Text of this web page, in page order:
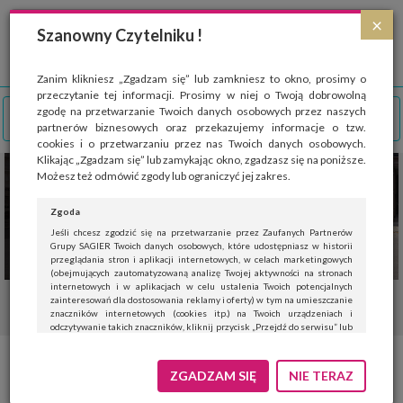
×
Szanowny Czytelniku !
Zanim klikniesz „Zgadzam się” lub zamkniesz to okno, prosimy o
przeczytanie tej informacji. Prosimy w niej o Twoją dobrowolną
zgodę na przetwarzanie Twoich danych osobowych przez naszych
partnerów biznesowych oraz przekazujemy informacje o tzw.
cookies i o przetwarzaniu przez nas Twoich danych osobowych.
Klikając „Zgadzam się” lub zamykając okno, zgadzasz się na poniższe.
Możesz też odmówić zgody lub ograniczyć jej zakres.
Zgoda
Jeśli chcesz zgodzić się na przetwarzanie przez Zaufanych Partnerów
Grupy SAGIER Twoich danych osobowych, które udostępniasz w historii
przeglądania stron i aplikacji internetowych, w celach marketingowych
(obejmujących zautomatyzowaną analizę Twojej aktywności na stronach
internetowych i w aplikacjach w celu ustalenia Twoich potencjalnych
zainteresowań dla dostosowania reklamy i oferty) w tym na umieszczanie
znaczników internetowych (cookies itp.) na Twoich urządzeniach i
odczytywanie takich znaczników, kliknij przycisk „Przejdź do serwisu” lub
Jeśli nie chcesz wyrazić zgody, kliknij „Nie teraz”.
Wyrażenie zgody jest dobrowolne. Możesz edytować zakres zgody, w tym
ZGADZAM SIĘ NIE TERAZ
Strona wykorzystuje pliki cookies, które służą głównie do celów statystycznych.
Wyrażając zgodę na używanie 'cookies', zezwalasz na zapisanie ich w pamięci
przeglądarki. Przejdź do
polityki cookies